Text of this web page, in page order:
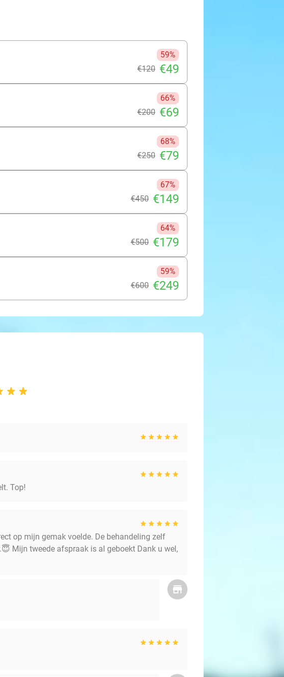
59%
€120 €49
66%
€200 €69
68%
€250 €79
67%
€450 €149
64%
€500 €179
59%
€600 €249
Top!
op mijn gemak voelde. De behandeling zelf
Mijn tweede afspraak is al geboekt Dank u wel,